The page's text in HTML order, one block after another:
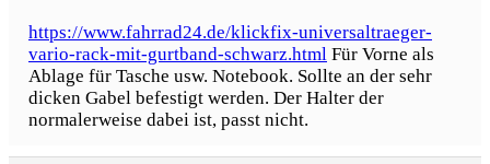
https://www.fahrrad24.de/klickfix-universaltraeger-
vario-rack-mit-gurtband-schwarz.html Für Vorne als
Ablage für Tasche usw. Notebook. Sollte an der sehr
dicken Gabel befestigt werden. Der Halter der
normalerweise dabei ist, passt nicht.